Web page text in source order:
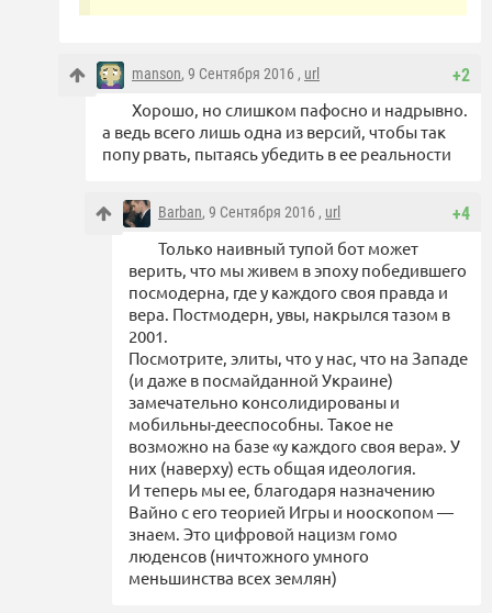
+2
manson, 9 Сентября 2016 , url
Хорошо, но слишком пафосно и надрывно.
а ведь всего лишь одна из версий, чтобы так
попу рвать, пытаясь убедить в ее реальности
+4
Barban, 9 Сентября 2016 , url
Только наивный тупой бот может
верить, что мы живем в эпоху победившего
посмодерна, где у каждого своя правда и
вера. Постмодерн, увы, накрылся тазом в
2001.
Посмотрите, элиты, что у нас, что на Западе
(и даже в посмайданной Украине)
замечательно консолидированы и
мобильны-дееспособны. Такое не
возможно на базе «у каждого своя вера». У
них (наверху) есть общая идеология.
И теперь мы ее, благодаря назначению
Вайно с его теорией Игры и нооскопом —
знаем. Это цифровой нацизм гомо
люденсов (ничтожного умного
меньшинства всех землян)